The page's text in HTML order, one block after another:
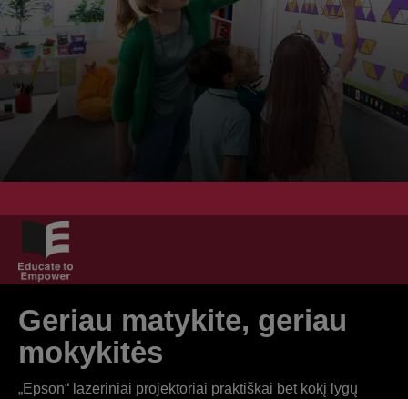
Geriau matykite, geriau
mokykitės
„Epson“ lazeriniai projektoriai praktiškai bet kokį lygų